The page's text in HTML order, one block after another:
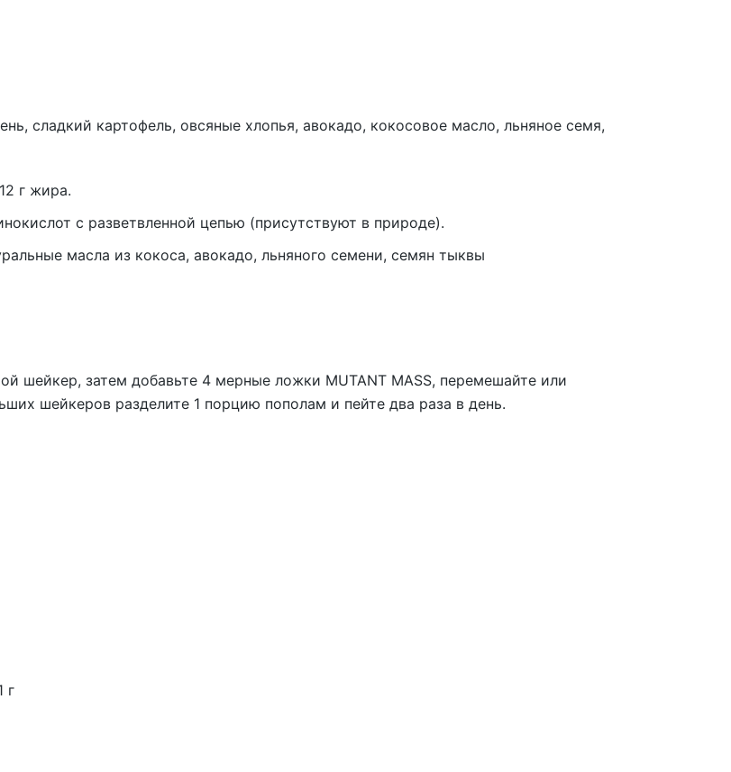
сладкий картофель, овсяные хлопья, авокадо, кокосовое масло, льняное семя,
г жира.
с разветвленной цепью (присутствуют в природе).
масла из кокоса, авокадо, льняного семени, семян тыквы
шейкер, затем добавьте 4 мерные ложки MUTANT MASS, перемешайте или
шейкеров разделите 1 порцию пополам и пейте два раза в день.
г